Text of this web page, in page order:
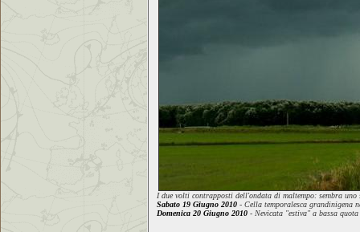
I due volti contrapposti dell'ondata di maltempo: sembra
Sabato 19 Giugno 2010 - Cella temporalesca grandinigena
Domenica 20 Giugno 2010 - Nevicata "estiva" a bassa